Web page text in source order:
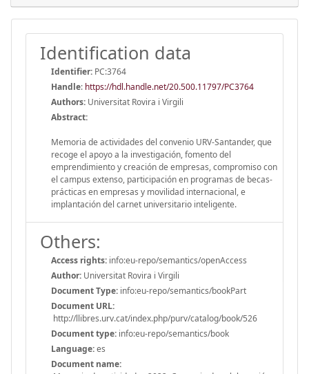
Identification data
Identifier: PC:3764
Handle: https://hdl.handle.net/20.500.11797/PC3764
Authors: Universitat Rovira i Virgili
Abstract:
Memoria de actividades del convenio URV-Santander, que
recoge el apoyo a la investigación, fomento del
emprendimiento y creación de empresas, compromiso con
el campus extenso, participación en programas de becas-
prácticas en empresas y movilidad internacional, e
implantación del carnet universitario inteligente.
Others:
Access rights: info:eu-repo/semantics/openAccess
Author: Universitat Rovira i Virgili
Document Type: info:eu-repo/semantics/bookPart
Document URL:
http://llibres.urv.cat/index.php/purv/catalog/book/526
Document type: info:eu-repo/semantics/book
Language:es
Document name: